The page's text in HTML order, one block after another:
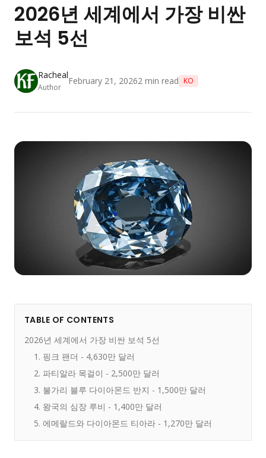
2026년 세계에서 가장 비싼
보석 5선
Racheal
Author
February 21, 20262 min read KO
TABLE OF CONTENTS
2026년 세계에서 가장 비싼 보석 5선
1. 핑크 팬더 - 4,630만 달러
2. 파티알라 목걸이 - 2,500만 달러
3. 불가리 블루 다이아몬드 반지 - 1,500만 달러
4. 왕국의 심장 루비 - 1,400만 달러
5. 에메랄드와 다이아몬드 티아라 - 1,270만 달러